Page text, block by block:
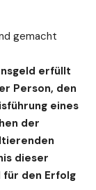
gemacht
erfüllt
Person, den
eines
der
dieser
für den Erfolg